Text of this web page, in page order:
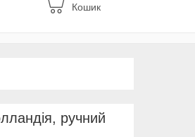
Кошик
ручний